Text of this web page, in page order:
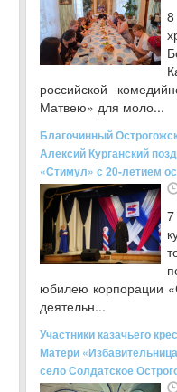
российской
Матвею» для моло...
Благочинный
Алексий Курганский
«Стимул» с 20-летием
юбилею корпорации
деятельн...
Участники казачьего
Матери
село Солдатское